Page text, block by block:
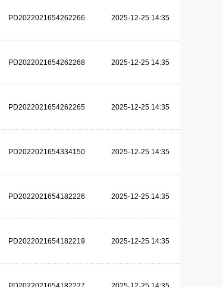
PD2022021654262266 2025-12-25 14:35
PD2022021654262268 2025-12-25 14:35
PD2022021654262265 2025-12-25 14:35
PD2022021654334150 2025-12-25 14:35
PD2022021654182226 2025-12-25 14:35
PD2022021654182219 2025-12-25 14:35